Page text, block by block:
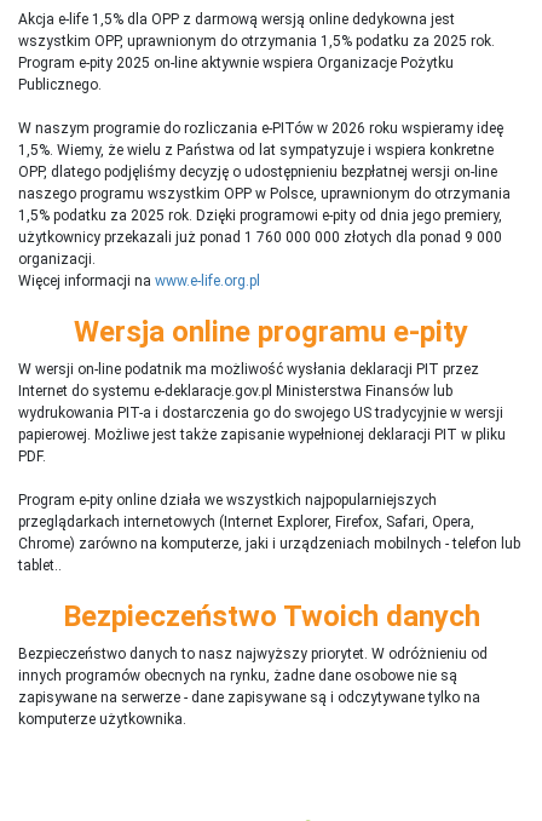
Akcja e-life 1,5% dla OPP z darmową wersją online dedykowna jest
wszystkim OPP, uprawnionym do otrzymania 1,5% podatku za 2025 rok.
Program e-pity 2025 on-line aktywnie wspiera Organizacje Pożytku
Publicznego.
W naszym programie do rozliczania e-PITów w 2026 roku wspieramy ideę
1,5%. Wiemy, że wielu z Państwa od lat sympatyzuje i wspiera konkretne
OPP, dlatego podjęliśmy decyzję o udostępnieniu bezpłatnej wersji on-line
naszego programu wszystkim OPP w Polsce, uprawnionym do otrzymania
1,5% podatku za 2025 rok. Dzięki programowi e-pity od dnia jego premiery,
użytkownicy przekazali już ponad 1 760 000 000 złotych dla ponad 9 000
organizacji.
Więcej informacji na www.e-life.org.pl
Wersja online programu e-pity
W wersji on-line podatnik ma możliwość wysłania deklaracji PIT przez
Internet do systemu e-deklaracje.gov.pl Ministerstwa Finansów lub
wydrukowania PIT-a i dostarczenia go do swojego US tradycyjnie w wersji
papierowej. Możliwe jest także zapisanie wypełnionej deklaracji PIT w pliku
PDF.
Program e-pity online działa we wszystkich najpopularniejszych
przeglądarkach internetowych (Internet Explorer, Firefox, Safari, Opera,
Chrome) zarówno na komputerze, jaki i urządzeniach mobilnych - telefon lub
tablet..
Bezpieczeństwo Twoich danych
Bezpieczeństwo danych to nasz najwyższy priorytet. W odróżnieniu od
innych programów obecnych na rynku, żadne dane osobowe nie są
zapisywane na serwerze - dane zapisywane są i odczytywane tylko na
komputerze użytkownika.